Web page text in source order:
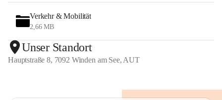
Verkehr & Mobilität
2,66 MB
Unser Standort
Hauptstraße 8, 7092 Winden am See, AUT